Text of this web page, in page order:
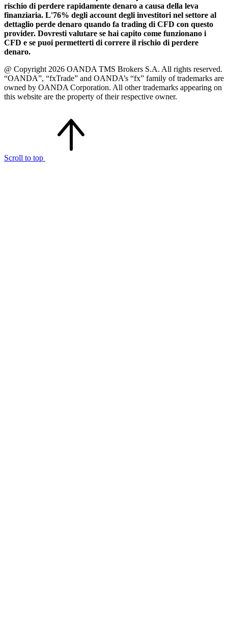
rischio di perdere rapidamente denaro a causa della leva
finanziaria. L'76% degli account degli investitori nel settore al
dettaglio perde denaro quando fa trading di CFD con questo
provider. Dovresti valutare se hai capito come funzionano i
CFD e se puoi permetterti di correre il rischio di perdere
denaro.
@ Copyright 2026 OANDA TMS Brokers S.A. All rights reserved.
“OANDA”, “fxTrade” and OANDA’s “fx” family of trademarks are
owned by OANDA Corporation. All other trademarks appearing on
this website are the property of their respective owner.
Scroll to top